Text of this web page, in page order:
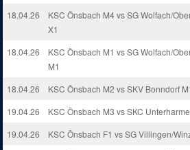
18.04.26
KSC Önsbach M4 vs SG Wolfach/
X1
18.04.26
KSC Önsbach M1 vs SG Wolfach/
M1
18.04.26 KSC Önsbach M2 vs SKV Bonndorf
19.04.26
KSC Önsbach M3 vs SKC
19.04.26
KSC Önsbach F1 vs SG Villingen/